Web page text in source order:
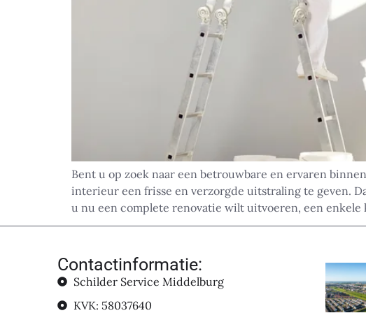
Bent u op zoek naar een betrouwbare en ervaren
interieur een frisse en verzorgde uitstraling te geven.
u nu een complete renovatie wilt uitvoeren, een
Contactinformatie:
Schilder Service Middelburg
KVK: 58037640